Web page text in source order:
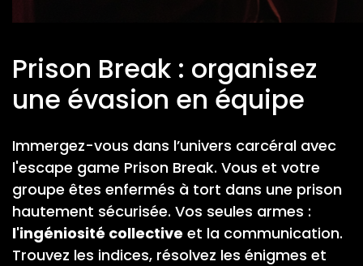
Prison Break : organisez
une évasion en équipe
Immergez-vous dans l’univers carcéral avec
l'escape game Prison Break. Vous et votre
groupe êtes enfermés à tort dans une prison
hautement sécurisée. Vos seules armes :
l'ingéniosité collective et la communication.
Trouvez les indices, résolvez les énigmes et